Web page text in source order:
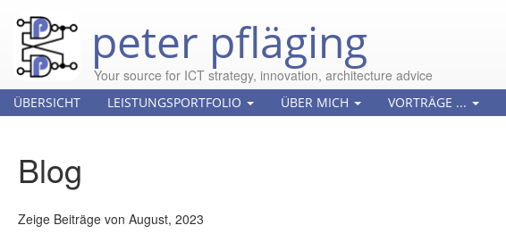
peter pfläging
Your source for ICT strategy, innovation, architecture advice
ÜBERSICHT LEISTUNGSPORTFOLIO ÜBER MICH VORTRÄGE ...
Blog
Zeige Beiträge von August, 2023